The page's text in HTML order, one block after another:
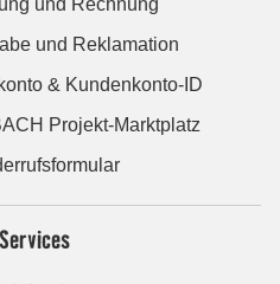
und Rechnung
und Reklamation
& Kundenkonto-ID
Projekt-Marktplatz